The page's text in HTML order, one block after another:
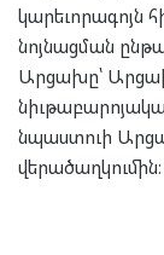
կարեւորագոյն
նոյնացման
Արցախը՝
նպաստուի
վերածաղկումին։